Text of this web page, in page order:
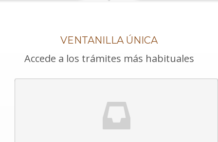
VENTANILLA ÚNICA
Accede a los trámites más habituales